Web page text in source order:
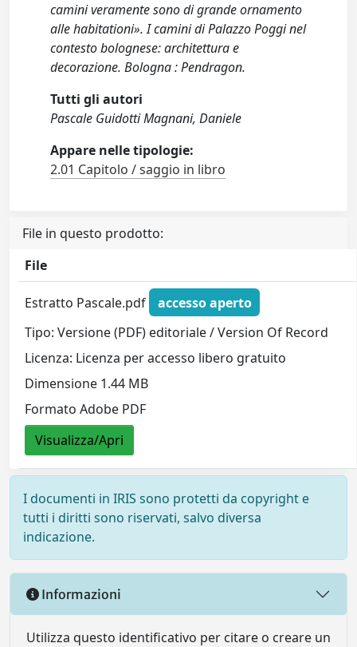
camini veramente sono di grande ornamento
alle habitationi». I camini di Palazzo Poggi nel
contesto bolognese: architettura e
decorazione. Bologna : Pendragon.
Tutti gli autori
Pascale Guidotti Magnani, Daniele
Appare nelle tipologie:
2.01 Capitolo / saggio in libro
File in questo prodotto:
File
Estratto Pascale.pdf
accesso aperto
Tipo: Versione (PDF) editoriale / Version Of Record
Licenza: Licenza per accesso libero gratuito
Dimensione 1.44 MB
Formato Adobe PDF
Visualizza/Apri
I documenti in IRIS sono protetti da copyright e
tutti i diritti sono riservati, salvo diversa
indicazione.
Informazioni
Utilizza questo identificativo per citare o creare un